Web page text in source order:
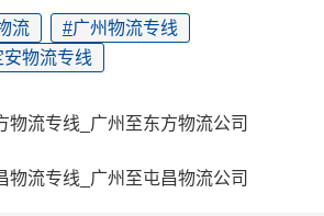
流 #广州物流专线
安物流专线
物流专线_广州至东方物流公司
物流专线_广州至屯昌物流公司